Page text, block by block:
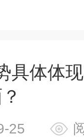
具体体
25